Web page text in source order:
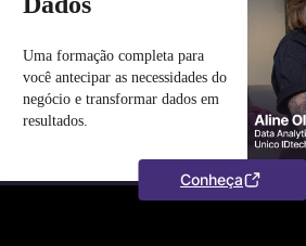
Uma formação completa para
você antecipar as necessidades do
negócio e transformar dados em
resultados.
Conheça